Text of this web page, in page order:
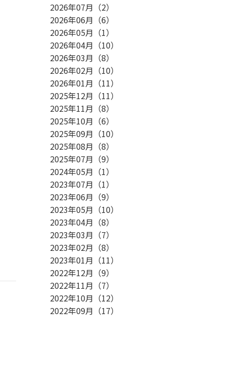
2026年07月 （2）
2026年06月 （6）
2026年05月 （1）
2026年04月 （10）
2026年03月 （8）
2026年02月 （10）
2026年01月 （11）
2025年12月 （11）
2025年11月 （8）
2025年10月 （6）
2025年09月 （10）
2025年08月 （8）
2025年07月 （9）
2024年05月 （1）
2023年07月 （1）
2023年06月 （9）
2023年05月 （10）
2023年04月 （8）
2023年03月 （7）
2023年02月 （8）
2023年01月 （11）
2022年12月 （9）
2022年11月 （7）
2022年10月 （12）
2022年09月 （17）